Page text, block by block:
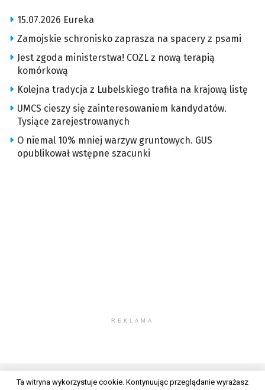
15.07.2026 Eureka
Zamojskie schronisko zaprasza na spacery z psami
Jest zgoda ministerstwa! COZL z nową terapią
komórkową
Kolejna tradycja z Lubelskiego trafiła na krajową listę
UMCS cieszy się zainteresowaniem kandydatów.
Tysiące zarejestrowanych
O niemal 10% mniej warzyw gruntowych. GUS
opublikował wstępne szacunki
REKLAMA
Ta witryna wykorzystuje cookie. Kontynuując przeglądanie wyrażasz